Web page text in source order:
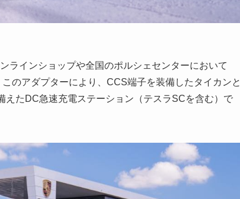
インショップや全国のポルシェセンターにおいて
のアダプターにより、CCS端子を装備したタイカンと
たDC急速充電ステーション（テスラSCを含む）で